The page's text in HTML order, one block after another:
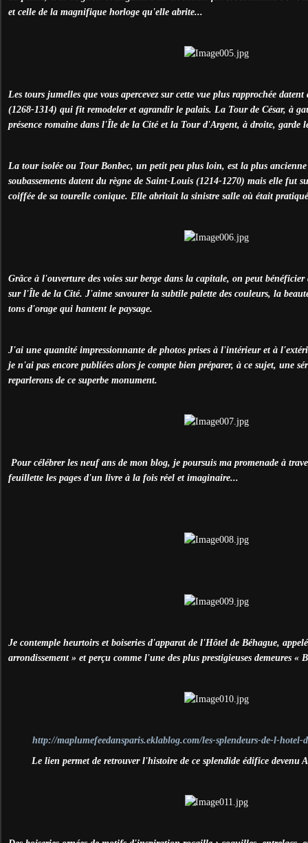
et celle de la magnifique horloge qu'elle abrite...
Les tours jumelles que vous apercevez sur cette vue plus rapprochée
(1268-1314) qui fit remodeler et agrandir le palais. La Tour de César, à
présence romaine dans l'Île de la Cité et la Tour d'Argent, à droite, garde
La tour isolée ou Tour Bonbec, un petit peu plus loin, est la plus
soubassements datent du règne de Saint-Louis (1214-1270) mais elle fut
coiffée de sa tourelle conique. Elle abritait la sinistre salle où était
Grâce à l'ouverture des voies sur berge dans la capitale, on peut
sur l'Île de la Cité. J'aime savourer la subtile palette des couleurs, la
tons d'orage qui hantent le paysage.
J'ai une quantité impressionnante de photos prises à l'intérieur et à
je n'ai pas encore publiées alors je compte bien préparer, à ce sujet, une
reparlerons de ce superbe monument.
Pour célébrer les neuf ans de mon blog, je poursuis ma promenade à
feuillette les pages d'un livre à la fois réel et imaginaire...
Je contemple heurtoirs et boiseries d'apparat de l'Hôtel de Béhague,
arrondissement » et perçu comme l'une des plus prestigieuses demeures «
http://maplumefeedansparis.eklablog.com/les-splendeurs-de-l-hotel-
Le lien permet de retrouver l'histoire de ce splendide édifice devenu